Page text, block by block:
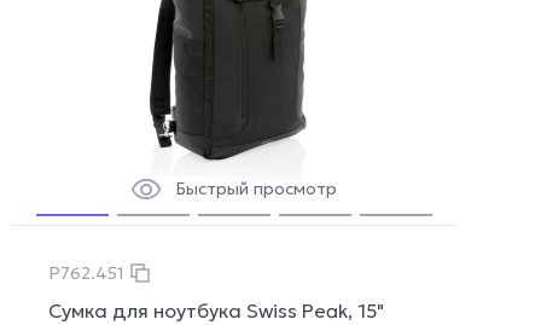
Быстрый просмотр
P762.451
Сумка для ноутбука Swiss Peak, 15"